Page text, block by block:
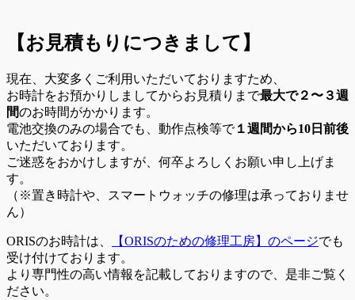
【お見積もりにつきまして】
現在、大変多くご利用いただいておりますため、
お時計をお預かりしましてからお見積りまで最大で２〜３週
間のお時間がかかります。
電池交換のみの場合でも、動作点検等で１週間から10日前後
いただいております。
ご迷惑をおかけしますが、何卒よろしくお願い申し上げま
す。
（※置き時計や、スマートウォッチの修理は承っておりませ
ん）
ORISのお時計は、 【ORISのための修理工房】のページでも
受け付けております。
より専門性の高い情報を記載しておりますので、是非ご覧く
ださい。